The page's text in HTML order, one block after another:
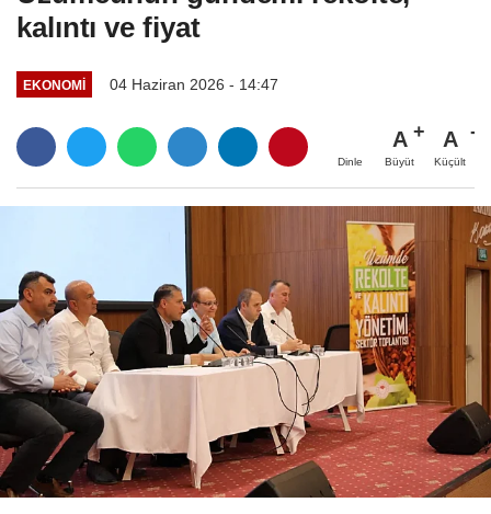
kalıntı ve fiyat
EKONOMI 04 Haziran 2026 - 14:47
Dinle
A
Büyüt
A
Küçült